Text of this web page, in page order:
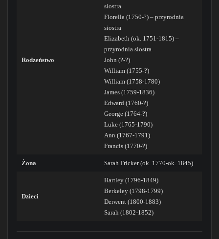
Rodzeństwo
siostra
Florella (1750-?) – przyrodnia
siostra
Elizabeth (ok. 1751-1815) –
przyrodnia siostra
John (?-?)
William (1755-?)
William (1758-1780)
James (1759-1836)
Edward (1760-?)
George (1764-?)
Luke (1765-1790)
Ann (1767-1791)
Francis (1770-?)
Żona Sarah Fricker (ok. 1770-ok. 1845)
Dzieci
Hartley (1796-1849)
Berkeley (1798-1799)
Derwent (1800-1883)
Sarah (1802-1852)